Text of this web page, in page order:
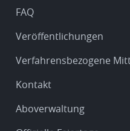
FAQ
Veröffentlichungen
Verfahrensbezogene
Kontakt
Aboverwaltung